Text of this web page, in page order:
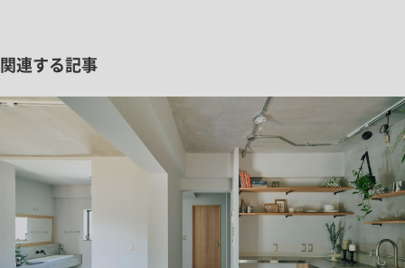
関連する記事